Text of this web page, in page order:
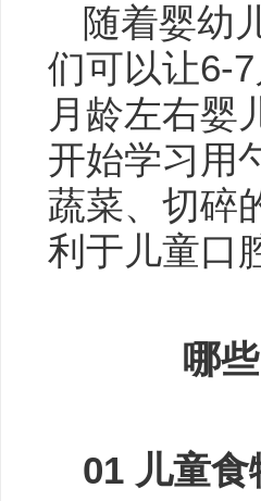
随着婴幼
们可以让6-
月龄左右婴
开始学习用
蔬菜、切碎
利于儿童口
哪
01 儿童